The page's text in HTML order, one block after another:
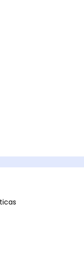
Deportiva- Personal
Financieros